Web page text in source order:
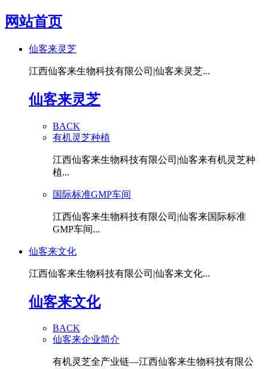
网站首页
仙客来灵芝
江西仙客来生物科技有限公司|仙客来灵芝...
仙客来灵芝
BACK
有机灵芝种植
江西仙客来生物科技有限公司|仙客来有机灵芝种
植...
国际标准GMP车间
江西仙客来生物科技有限公司|仙客来国际标准
GMP车间...
仙客来文化
江西仙客来生物科技有限公司|仙客来文化...
仙客来文化
BACK
仙客来企业简介
有机灵芝全产业链—江西仙客来生物科技有限公